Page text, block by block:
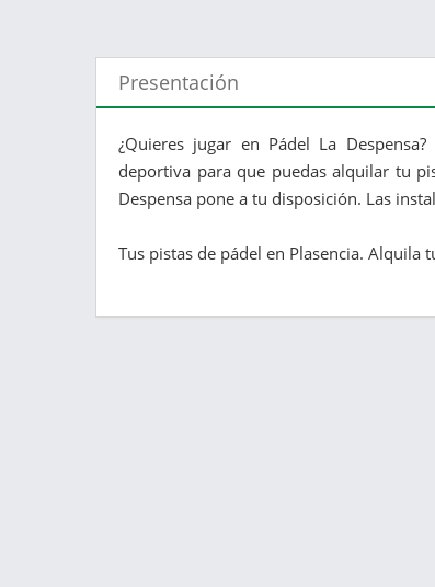
Presentación
¿Quieres jugar en Pádel La
deportiva para que puedas alquilar tu
Despensa pone a tu disposición. Las
Tus pistas de pádel en Plasencia.